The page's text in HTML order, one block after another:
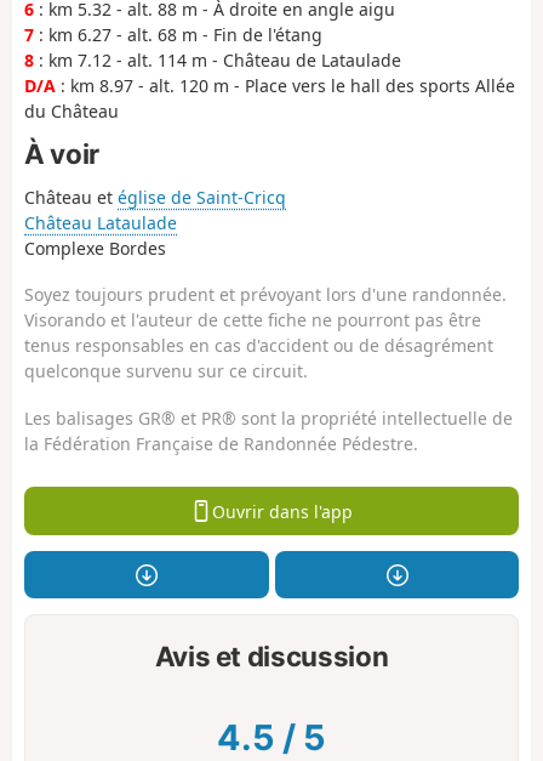
6 : km 5.32 - alt. 88 m - À droite en angle aigu
7 : km 6.27 - alt. 68 m - Fin de l'étang
8 : km 7.12 - alt. 114 m - Château de Lataulade
D/A : km 8.97 - alt. 120 m - Place vers le hall des sports Allée
du Château
À voir
Château et église de Saint-Cricq
Château Lataulade
Complexe Bordes
Soyez toujours prudent et prévoyant lors d'une randonnée.
Visorando et l'auteur de cette fiche ne pourront pas être
tenus responsables en cas d'accident ou de désagrément
quelconque survenu sur ce circuit.
Les balisages GR® et PR® sont la propriété intellectuelle de
la Fédération Française de Randonnée Pédestre.
Ouvrir dans l'app
Avis et discussion
4.5 / 5